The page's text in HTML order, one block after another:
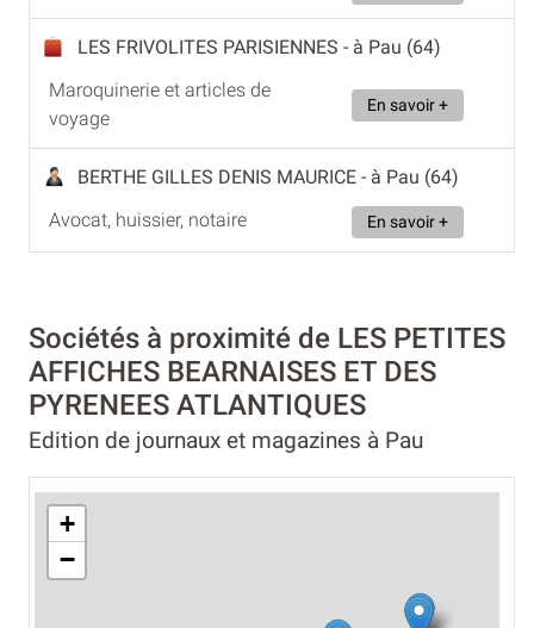
LES FRIVOLITES PARISIENNES - à Pau (64)
Maroquinerie et articles de
voyage
En savoir +
BERTHE GILLES DENIS MAURICE - à Pau (64)
Avocat, huissier, notaire
En savoir +
Sociétés à proximité de LES PETITES
AFFICHES BEARNAISES ET DES
PYRENEES ATLANTIQUES
Edition de journaux et magazines à Pau
+
−